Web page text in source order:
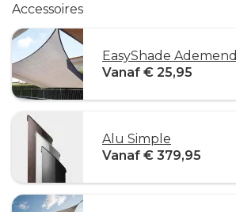
Accessoires
EasyShade Ademend
Vanaf € 25,95
Alu Simple
Vanaf € 379,95